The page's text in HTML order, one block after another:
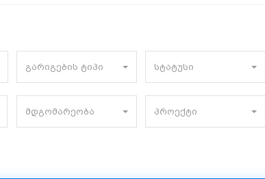
გარიგების ტიპი სტატუსი
მდგომარეობა პროექტი